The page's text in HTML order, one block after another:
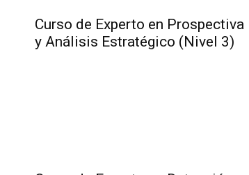
Curso de Experto en Prospectiva
y Análisis Estratégico (Nivel 3)